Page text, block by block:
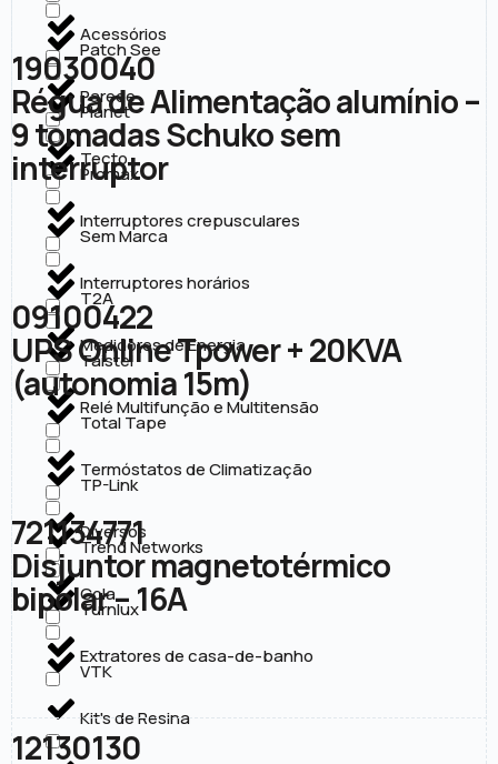
Acessórios
Parede
Tecto
Interruptores crepusculares
Interruptores horários
Medidores de Energia
Relé Multifunção e Multitensão
Termóstatos de Climatização
Diversos
Cola
Extratores de casa-de-banho
Kit's de Resina
Patch See
Planet
Promax
Sem Marca
T2A
Taistel
Total Tape
TP-Link
Trend Networks
Turnlux
VTK
19030040
Régua de Alimentação alumínio –
9 tomadas Schuko sem
interruptor
09100422
UPS Online Tpower + 20KVA
(autonomia 15m)
721134771
Disjuntor magnetotérmico
bipolar – 16A
12130130